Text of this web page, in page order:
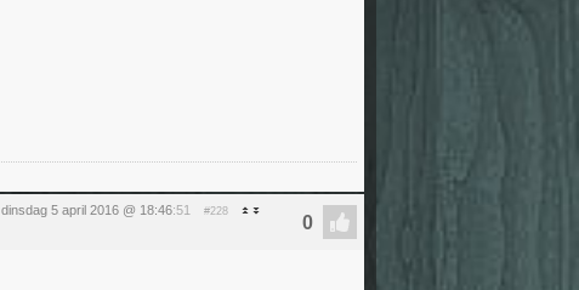
dinsdag 5 april 2016 @ 18:46:51 #228